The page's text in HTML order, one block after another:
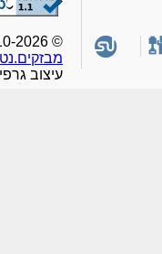
מבזקים.נט
עיצוב גרפי: